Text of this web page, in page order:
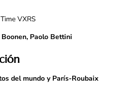
Time VXRS
Boonen, Paolo Bettini
del mundo y París-Roubaix